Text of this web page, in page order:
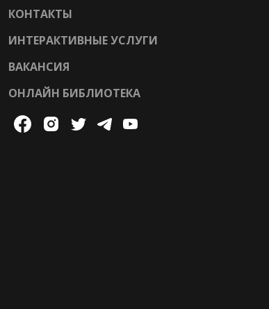
КОНТАКТЫ
ИНТЕРАКТИВНЫЕ УСЛУГИ
ВАКАНСИЯ
ОНЛАЙН БИБЛИОТЕКА